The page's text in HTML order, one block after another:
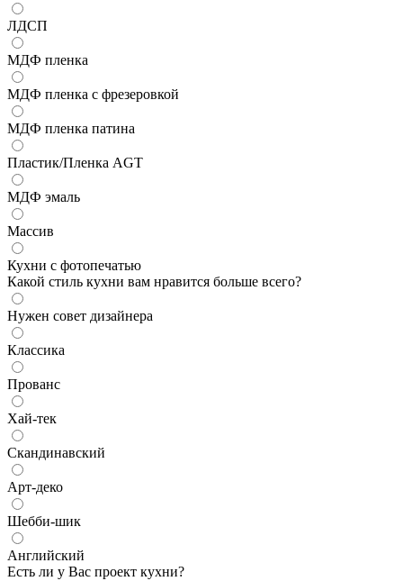
ЛДСП
МДФ пленка
МДФ пленка с фрезеровкой
МДФ пленка патина
Пластик/Пленка AGT
МДФ эмаль
Массив
Кухни с фотопечатью
Какой стиль кухни вам нравится больше всего?
Нужен совет дизайнера
Классика
Прованс
Хай-тек
Скандинавский
Арт-деко
Шебби-шик
Английский
Есть ли у Вас проект кухни?